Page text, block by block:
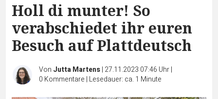
Holl di munter! So
verabschiedet ihr euren
Besuch auf Plattdeutsch
Von Jutta Martens| 27.11.2023 07:46 Uhr|
0 Kommentare | Lesedauer: ca. 1 Minute